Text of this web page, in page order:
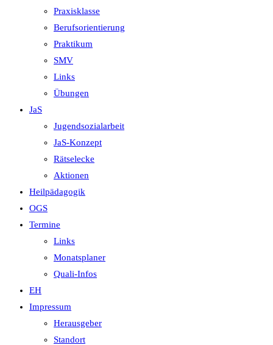
Praxisklasse
Berufsorientierung
Praktikum
SMV
Links
Übungen
JaS
Jugendsozialarbeit
JaS-Konzept
Rätselecke
Aktionen
Heilpädagogik
OGS
Termine
Links
Monatsplaner
Quali-Infos
EH
Impressum
Herausgeber
Standort